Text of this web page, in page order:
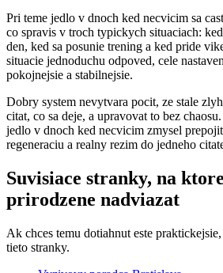
Pri teme jedlo v dnoch ked necvicim sa
co spravis v troch typickych situaciach:
den, ked sa posunie trening a ked pride
situacie jednoduchu odpoved, cele
pokojnejsie a stabilnejsie.
Dobry system nevytvara pocit, ze stale
citat, co sa deje, a upravovat to bez
jedlo v dnoch ked necvicim zmysel
regeneraciu a realny rezim do jedneho
Suvisiace stranky, na
prirodzene nadviazat
Ak chces temu dotiahnut este
tieto stranky.